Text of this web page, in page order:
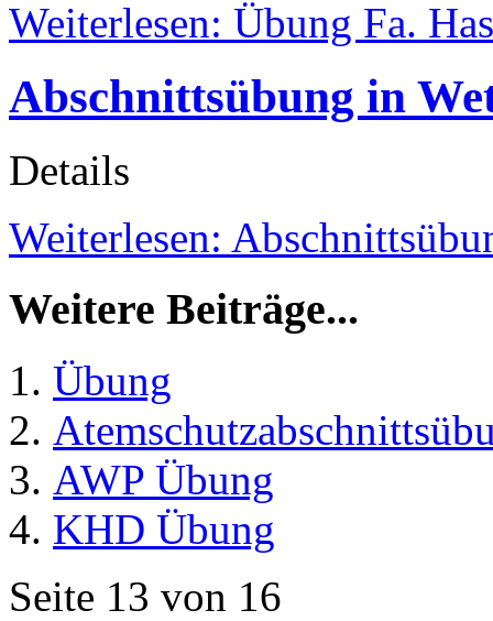
Weiterlesen: Übung Fa.
Abschnittsübung in
Details
Weiterlesen:
Weitere Beiträge...
Übung
AWP Übung
KHD Übung
Seite 13 von 16